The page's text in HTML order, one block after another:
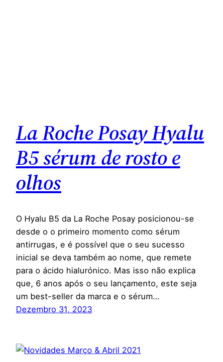
La Roche Posay Hyalu
B5 sérum de rosto e
olhos
O Hyalu B5 da La Roche Posay posicionou-se
desde o o primeiro momento como sérum
antirrugas, e é possível que o seu sucesso
inicial se deva também ao nome, que remete
para o ácido hialurónico. Mas isso não explica
que, 6 anos após o seu lançamento, este seja
um best-seller da marca e o sérum…
Dezembro 31, 2023